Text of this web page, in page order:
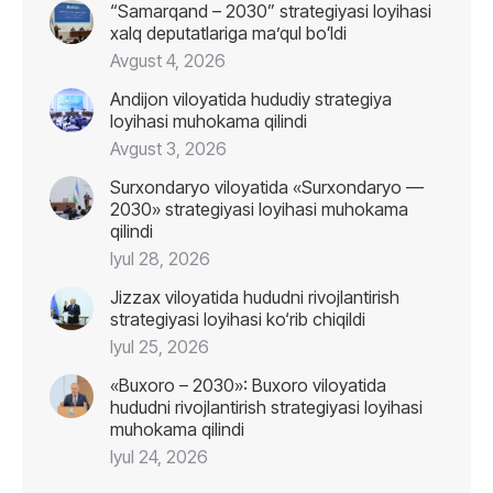
“Samarqand – 2030” strategiyasi loyihasi
xalq deputatlariga maʼqul boʻldi
Avgust 4, 2026
Andijon viloyatida hududiy strategiya
loyihasi muhokama qilindi
Avgust 3, 2026
Surxondaryo viloyatida «Surxondaryo —
2030» strategiyasi loyihasi muhokama
qilindi
Iyul 28, 2026
Jizzax viloyatida hududni rivojlantirish
strategiyasi loyihasi ko‘rib chiqildi
Iyul 25, 2026
«Buxoro – 2030»: Buxoro viloyatida
hududni rivojlantirish strategiyasi loyihasi
muhokama qilindi
Iyul 24, 2026